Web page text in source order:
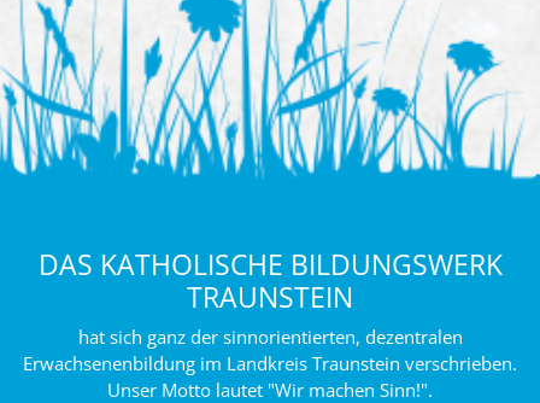
DAS KATHOLISCHE BILDUNGSWERK
TRAUNSTEIN
hat sich ganz der sinnorientierten, dezentralen
Erwachsenenbildung im Landkreis Traunstein verschrieben.
Unser Motto lautet "Wir machen Sinn!".